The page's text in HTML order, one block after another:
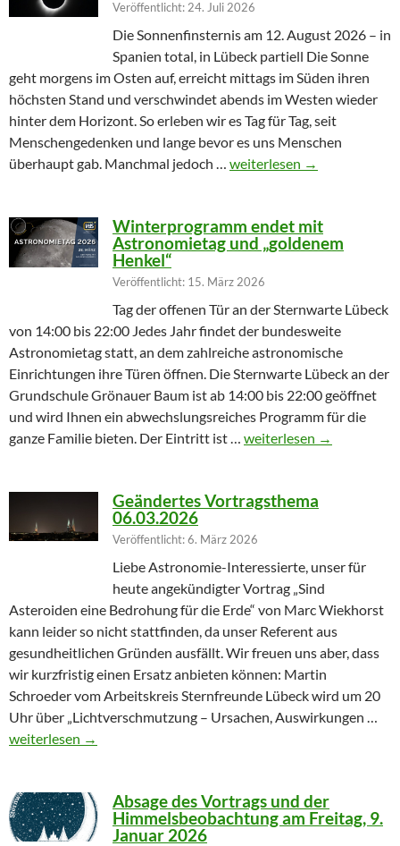
Veröffentlicht: 24. Juli 2026
Die Sonnenfinsternis am 12. August 2026 – in
Spanien total, in Lübeck partiell Die Sonne
geht morgens im Osten auf, erreicht mittags im Süden ihren
höchsten Stand und verschwindet abends im Westen wieder
hinter dem Horizont. So erleben wir es Tag für Tag, seit
Menschengedenken und lange bevor es uns Menschen
überhaupt gab. Manchmal jedoch … Wenn die Sonne ihr Licht
weiterlesen →
Winterprogramm endet mit
Astronomietag und „goldenem
Henkel“
Veröffentlicht: 15. März 2026
Tag der offenen Tür an der Sternwarte Lübeck
von 14:00 bis 22:00 Jedes Jahr findet der bundesweite
Astronomietag statt, an dem zahlreiche astronomische
Einrichtungen ihre Türen öffnen. Die Sternwarte Lübeck an der
Grundschule Grönauer Baum ist ab 14:00 bis 22:00 geöffnet
und wird Ihnen ein abwechslungsreiches Programm für die
ganze Familie bieten. Der Eintritt ist … Winterprogramm endet
weiterlesen →
Geändertes Vortragsthema
06.03.2026
Veröffentlicht: 6. März 2026
Liebe Astronomie-Interessierte, unser für
heute angekündigter Vortrag „Sind
Asteroiden eine Bedrohung für die Erde“ von Marc Wiekhorst
kann leider so nicht stattfinden, da unser Referent aus
gesundheitlichen Gründen ausfällt. Wir freuen uns aber, dass
wir kurzfristig einen Ersatz anbieten können: Martin
Schroeder vom Arbeitskreis Sternfreunde Lübeck wird um 20
Uhr über „Lichtverschmutzung – Ursachen, Auswirkungen …
Geändertes Vortragsthema 06.03.2026
weiterlesen →
Absage des Vortrags und der
Himmelsbeobachtung am Freitag, 9.
Januar 2026